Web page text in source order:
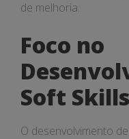
de melhoria.
Foco no
Soft Skills
O desenvolvimento